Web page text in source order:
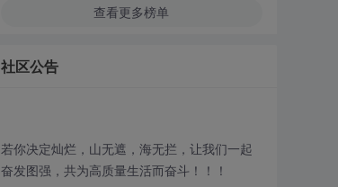
查看更多榜单
社区公告
若你决定灿烂，山无遮，海无拦，让我们一起
奋发图强，共为高质量生活而奋斗！！！